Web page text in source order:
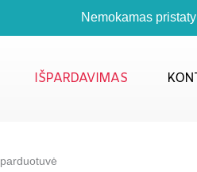
Nemokamas
IŠPARDAVIMAS